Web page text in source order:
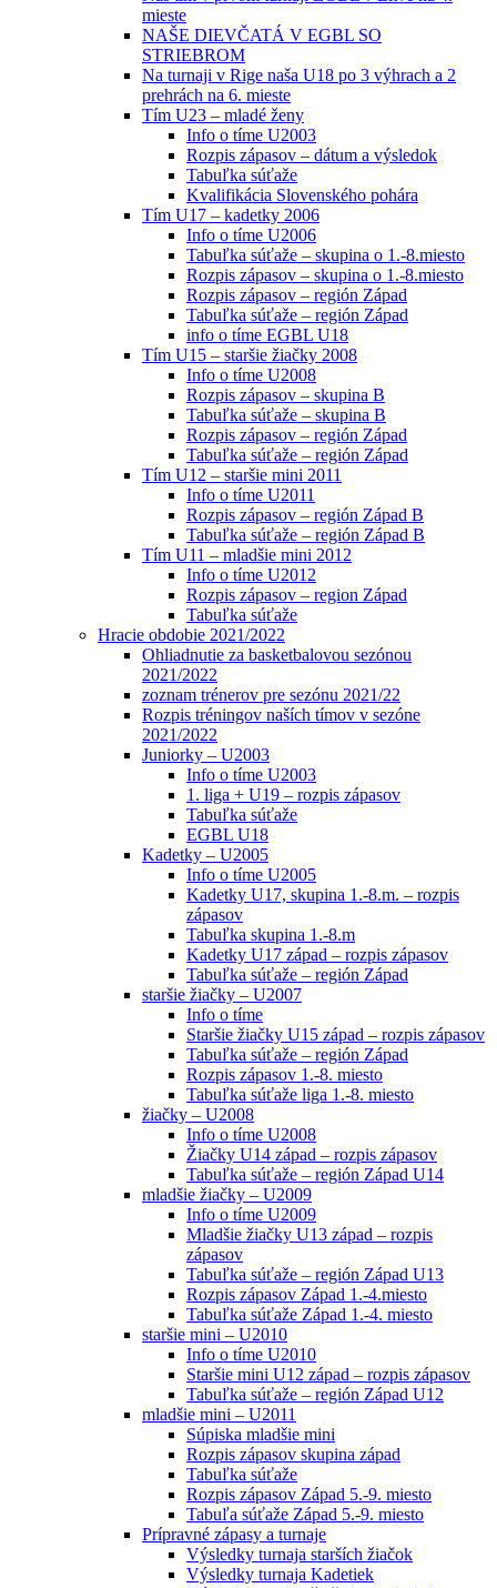
mieste
NAŠE DIEVČATÁ V EGBL SO
STRIEBROM
Na turnaji v Rige naša U18 po 3 výhrach a 2
prehrách na 6. mieste
Tím U23 – mladé ženy
Info o tíme U2003
Rozpis zápasov – dátum a výsledok
Tabuľka súťaže
Kvalifikácia Slovenského pohára
Tím U17 – kadetky 2006
Info o tíme U2006
Tabuľka súťaže – skupina o 1.-8.miesto
Rozpis zápasov – skupina o 1.-8.miesto
Rozpis zápasov – región Západ
Tabuľka súťaže – región Západ
info o tíme EGBL U18
Tím U15 – staršie žiačky 2008
Info o tíme U2008
Rozpis zápasov – skupina B
Tabuľka súťaže – skupina B
Rozpis zápasov – región Západ
Tabuľka súťaže – región Západ
Tím U12 – staršie mini 2011
Info o tíme U2011
Rozpis zápasov – región Západ B
Tabuľka súťaže – región Západ B
Tím U11 – mladšie mini 2012
Info o tíme U2012
Rozpis zápasov – region Západ
Tabuľka súťaže
Hracie obdobie 2021/2022
Ohliadnutie za basketbalovou sezónou
2021/2022
zoznam trénerov pre sezónu 2021/22
Rozpis tréningov naších tímov v sezóne
2021/2022
Juniorky – U2003
Info o tíme U2003
1. liga + U19 – rozpis zápasov
Tabuľka súťaže
EGBL U18
Kadetky – U2005
Info o tíme U2005
Kadetky U17, skupina 1.-8.m. – rozpis
zápasov
Tabuľka skupina 1.-8.m
Kadetky U17 západ – rozpis zápasov
Tabuľka súťaže – región Západ
staršie žiačky – U2007
Info o tíme
Staršie žiačky U15 západ – rozpis zápasov
Tabuľka súťaže – región Západ
Rozpis zápasov 1.-8. miesto
Tabuľka súťaže liga 1.-8. miesto
žiačky – U2008
Info o tíme U2008
Žiačky U14 západ – rozpis zápasov
Tabuľka súťaže – región Západ U14
mladšie žiačky – U2009
Info o tíme U2009
Mladšie žiačky U13 západ – rozpis
zápasov
Tabuľka súťaže – región Západ U13
Rozpis zápasov Západ 1.-4.miesto
Tabuľka súťaže Západ 1.-4. miesto
staršie mini – U2010
Info o tíme U2010
Staršie mini U12 západ – rozpis zápasov
Tabuľka súťaže – región Západ U12
mladšie mini – U2011
Súpiska mladšie mini
Rozpis zápasov skupina západ
Tabuľka súťaže
Rozpis zápasov Západ 5.-9. miesto
Tabuľa súťaže Západ 5.-9. miesto
Prípravné zápasy a turnaje
Výsledky turnaja starších žiačok
Výsledky turnaja Kadetiek